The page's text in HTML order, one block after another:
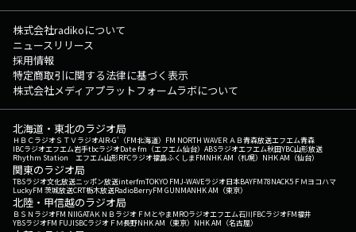
株式会社radikoについて
ニュースリリース
採用情報
特定商取引に関する法律に基づく表示
株式会社メディアプラットフォームラボについて
北海道・東北のラジオ局
ＨＢＣラジオＳＴＶラジオAIR-G'（FM北海道） FM NORTH WAVEＲＡＢ青森放送エフエム青森
IBCラジオエフエム岩手tbcラジオDate fm（エフエム仙台） ABSラジオエフエム秋田YBC山形放送
Rhythm Station エフエム山形RFCラジオ福島ふくしまFMNHK AM（札幌） NHK AM（仙台）
関東のラジオ局
TBSラジオ文化放送ニッポン放送interfmTOKYO FMJ-WAVEラジオ日本BAYFM78NACK5 ＦＭヨコハマ
LuckyFM 茨城放送CRT栃木放送RadioBerryFM GUNMANHK AM（東京）
北陸・甲信越のラジオ局
ＢＳＮラジオFM NIIGATAＫＮＢラジオ ＦＭとやまMROラジオエフエム石川FBCラジオFM福井
YBSラジオFM FUJISBCラジオ ＦＭ長野NHK AM（東京） NHK AM（名古屋）